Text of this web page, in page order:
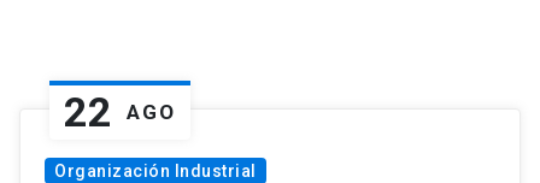
22 AGO
Organización Industrial